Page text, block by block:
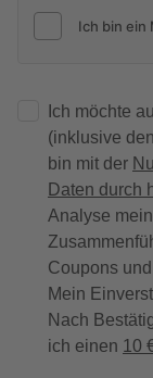
Ich möchte
(inklusive
bin mit der
Daten durch
Analyse
Coupons
Mein
Nach
ich einen 10